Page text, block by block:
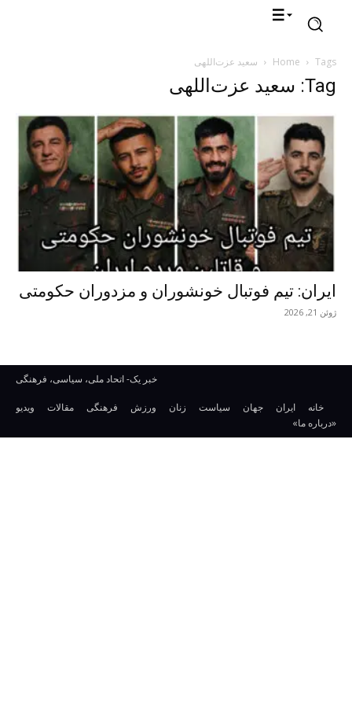
Home Tags سعید عزت‌اللهی
Tag: سعید عزت‌اللهی
ایران: تیم فوتبال خونشوران و مزدوران حکومتی
ژوئن 21, 2026
خبر یک- اتحاد ملی، سیاسی، فرهنگی
خانه ایران جهان سیاست زنان ورزش فرهنگی مقالات
ویدیو
«درباره ما»